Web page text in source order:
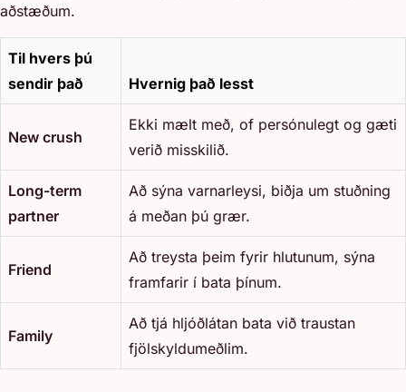
aðstæðum.
Til hvers þú
sendir það
Hvernig það lesst
New crush
Ekki mælt með, of persónulegt og gæti
verið misskilið.
Long-term
partner
Að sýna varnarleysi, biðja um stuðning
á meðan þú grær.
Friend
Að treysta þeim fyrir hlutunum, sýna
framfarir í bata þínum.
Family
Að tjá hljóðlátan bata við traustan
fjölskyldumeðlim.